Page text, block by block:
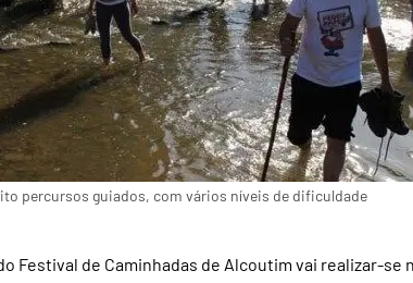
percursos guiados, com vários níveis de dificuldade
Festival de Caminhadas de Alcoutim vai realizar-se